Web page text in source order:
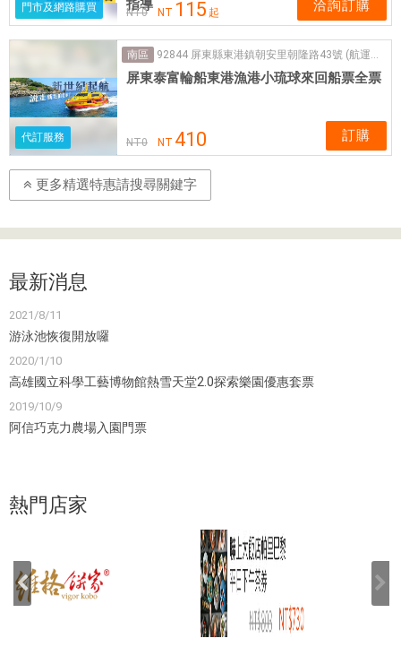
門市及網路購買
指導
NT0 NT 115 起 洽詢訂購
代訂服務
南區
屏東泰富輪船東港漁港小琉球來回船票全票
NT0 NT 410 訂購
更多精選特惠請搜尋關鍵字
最新消息
2021/8/11
游泳池恢復開放囉
2020/1/10
高雄國立科學工藝博物館熱雪天堂2.0探索樂園優惠套票
2019/10/9
阿信巧克力農場入園門票
熱門店家